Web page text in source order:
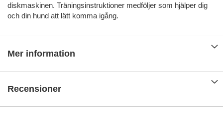
diskmaskinen. Träningsinstruktioner medföljer som hjälper dig
och din hund att lätt komma igång.
Mer information
Recensioner